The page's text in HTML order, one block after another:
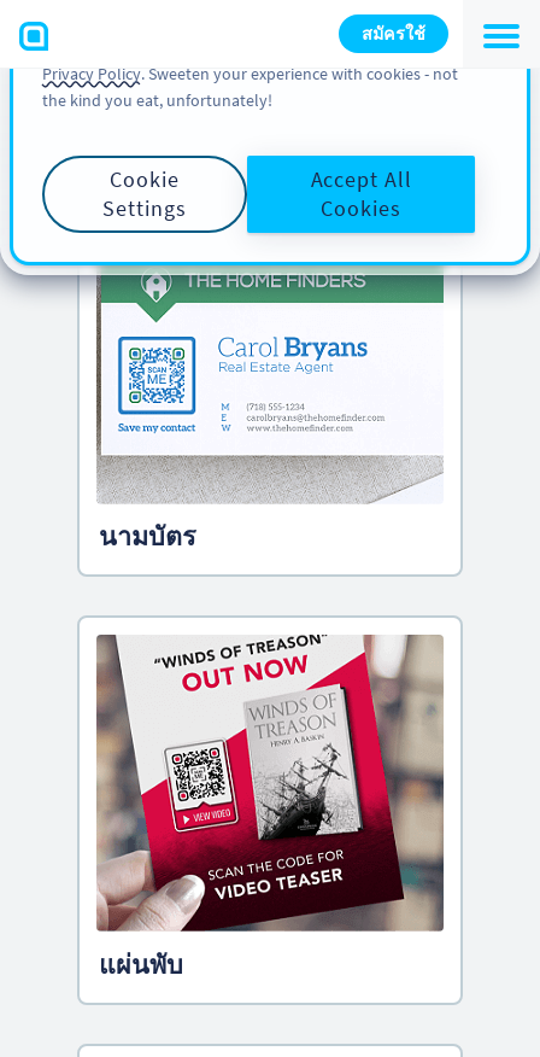
สมัครใช้
เคล็ดลับเด็ด
นามบัตร
แผ่นพับ
You can also find more information about cookies, our
analytic activities and your rights in our
Cookie Policy and
Privacy Policy. Sweeten your experience with cookies - not
the kind you eat, unfortunately!
Cookie
Settings
Accept All
Cookies